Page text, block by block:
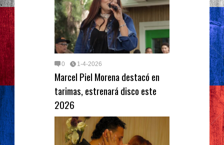
0 1-4-2026
Marcel Piel Morena destacó en
tarimas, estrenará disco este
2026